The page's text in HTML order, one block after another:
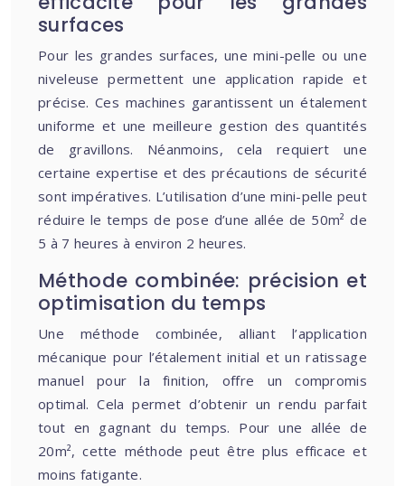
surfaces
Pour les grandes surfaces, une mini-pelle ou une
niveleuse permettent une application rapide et
précise. Ces machines garantissent un étalement
uniforme et une meilleure gestion des quantités
de gravillons. Néanmoins, cela requiert une
certaine expertise et des précautions de sécurité
sont impératives. L’utilisation d’une mini-pelle peut
réduire le temps de pose d’une allée de 50m² de
5 à 7 heures à environ 2 heures.
Méthode combinée: précision et
optimisation du temps
Une méthode combinée, alliant l’application
mécanique pour l’étalement initial et un ratissage
manuel pour la finition, offre un compromis
optimal. Cela permet d’obtenir un rendu parfait
tout en gagnant du temps. Pour une allée de
20m², cette méthode peut être plus efficace et
moins fatigante.